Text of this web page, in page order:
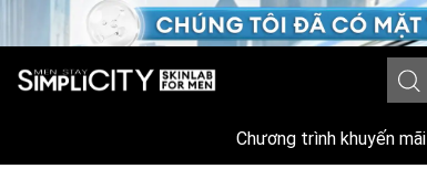
Chương trình khuyến mãi